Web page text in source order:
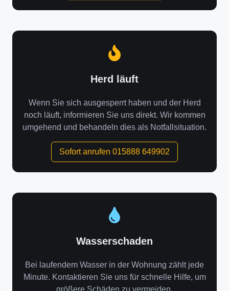
Herd läuft
Wenn Sie sich ausgesperrt haben und der Herd
noch läuft, informieren Sie uns direkt. Wir kommen
umgehend und behandeln dies als Notfallsituation.
Sofort anrufen 015888 649902
Wasserschaden
Bei laufendem Wasser in der Wohnung zählt jede
Minute. Kontaktieren Sie uns für schnelle Hilfe, um
größere Schäden zu vermeiden.